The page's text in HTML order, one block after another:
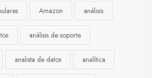
Amazon análisis
análisis de soporte
analista de datos analítica